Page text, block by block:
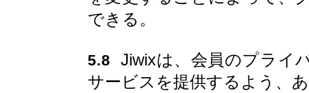
できる。
5.8 Jiwixは、会員のプライ
サービスを提供するよう、